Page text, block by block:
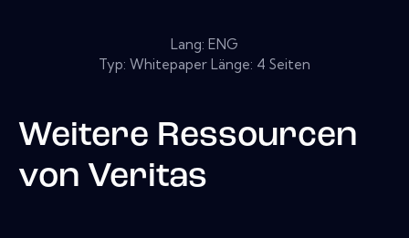
Lang: ENG
Typ: Whitepaper Länge: 4 Seiten
Weitere Ressourcen
von Veritas